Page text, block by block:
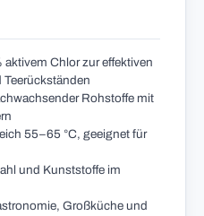
Chlor zur effektiven
Rohstoffe mit
55–65 °C, geeignet für
und Kunststoffe im
Großküche und